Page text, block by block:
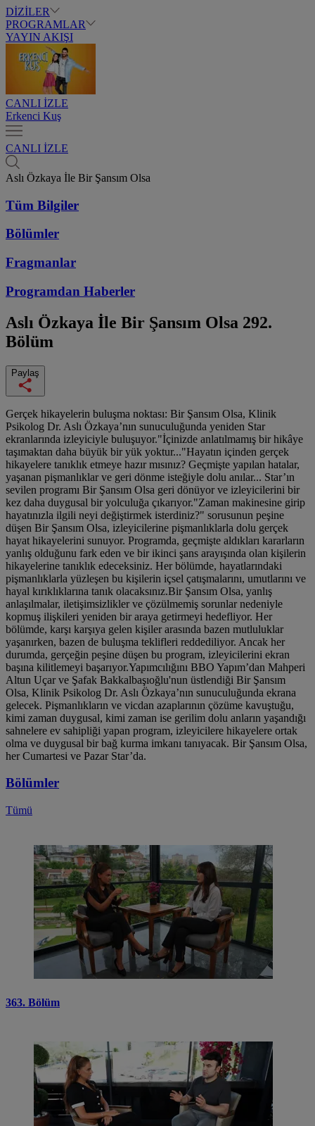
DİZİLER
PROGRAMLAR
YAYIN AKIŞI
CANLI İZLE
Erkenci Kuş
CANLI İZLE
Aslı Özkaya İle Bir Şansım Olsa
Tüm Bilgiler
Bölümler
Fragmanlar
Programdan Haberler
Aslı Özkaya İle Bir Şansım Olsa 292.
Bölüm
Paylaş
Gerçek hikayelerin buluşma noktası: Bir Şansım Olsa, Klinik
Psikolog Dr. Aslı Özkaya’nın sunuculuğunda yeniden Star
ekranlarında izleyiciyle buluşuyor."İçinizde anlatılmamış bir hikâye
taşımaktan daha büyük bir yük yoktur..."Hayatın içinden gerçek
hikayelere tanıklık etmeye hazır mısınız? Geçmişte yapılan hatalar,
yaşanan pişmanlıklar ve geri dönme isteğiyle dolu anılar... Star’ın
sevilen programı Bir Şansım Olsa geri dönüyor ve izleyicilerini bir
kez daha duygusal bir yolculuğa çıkarıyor."Zaman makinesine girip
hayatınızla ilgili neyi değiştirmek isterdiniz?" sorusunun peşine
düşen Bir Şansım Olsa, izleyicilerine pişmanlıklarla dolu gerçek
hayat hikayelerini sunuyor. Programda, geçmişte aldıkları kararların
yanlış olduğunu fark eden ve bir ikinci şans arayışında olan kişilerin
hikayelerine tanıklık edeceksiniz. Her bölümde, hayatlarındaki
pişmanlıklarla yüzleşen bu kişilerin içsel çatışmalarını, umutlarını ve
hayal kırıklıklarına tanık olacaksınız.Bir Şansım Olsa, yanlış
anlaşılmalar, iletişimsizlikler ve çözülmemiş sorunlar nedeniyle
kopmuş ilişkileri yeniden bir araya getirmeyi hedefliyor. Her
bölümde, karşı karşıya gelen kişiler arasında bazen mutluluklar
yaşanırken, bazen de buluşma teklifleri reddediliyor. Ancak her
durumda, gerçeğin peşine düşen bu program, izleyicilerini ekran
başına kilitlemeyi başarıyor.Yapımcılığını BBO Yapım’dan Mahperi
Altun Uçar ve Şafak Bakkalbaşıoğlu'nun üstlendiği Bir Şansım
Olsa, Klinik Psikolog Dr. Aslı Özkaya’nın sunuculuğunda ekrana
gelecek. Pişmanlıkların ve vicdan azaplarının çözüme kavuştuğu,
kimi zaman duygusal, kimi zaman ise gerilim dolu anların yaşandığı
sahnelere ev sahipliği yapan program, izleyicilere hikayelere ortak
olma ve duygusal bir bağ kurma imkanı tanıyacak. Bir Şansım Olsa,
her Cumartesi ve Pazar Star’da.
Bölümler
Tümü
363. Bölüm